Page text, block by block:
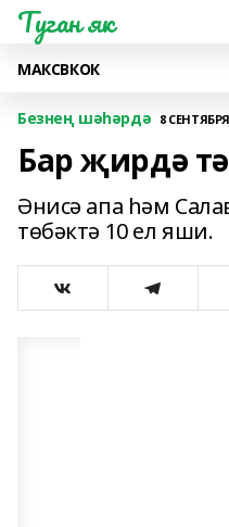
Туган як
МАКСВКОК
Безнең шәһәрдә 8 СЕНТЯБРЯ
Бар җирдә
Әнисә апа һәм
төбәктә 10 ел яши.